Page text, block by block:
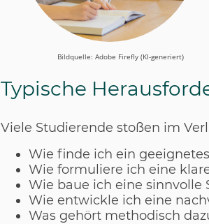
Bildquelle: Adobe Firefly (KI-generiert)
Typische
Viele Studierende stoßen im
Wie finde ich ein
Wie formuliere ich eine
Wie baue ich eine sinnvolle
Wie entwickle ich eine
Was gehört methodisch